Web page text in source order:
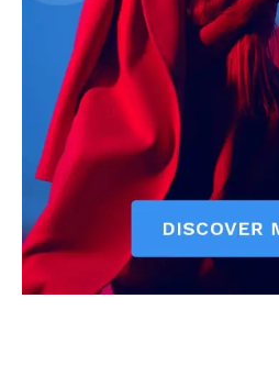
Facebook
X WhatsApp
Share